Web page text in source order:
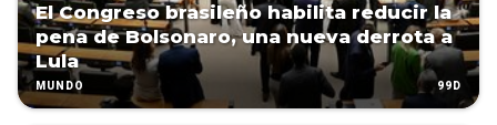
El Congreso brasileño habilita reducir la
pena de Bolsonaro, una nueva derrota a
Lula
MUNDO 99D